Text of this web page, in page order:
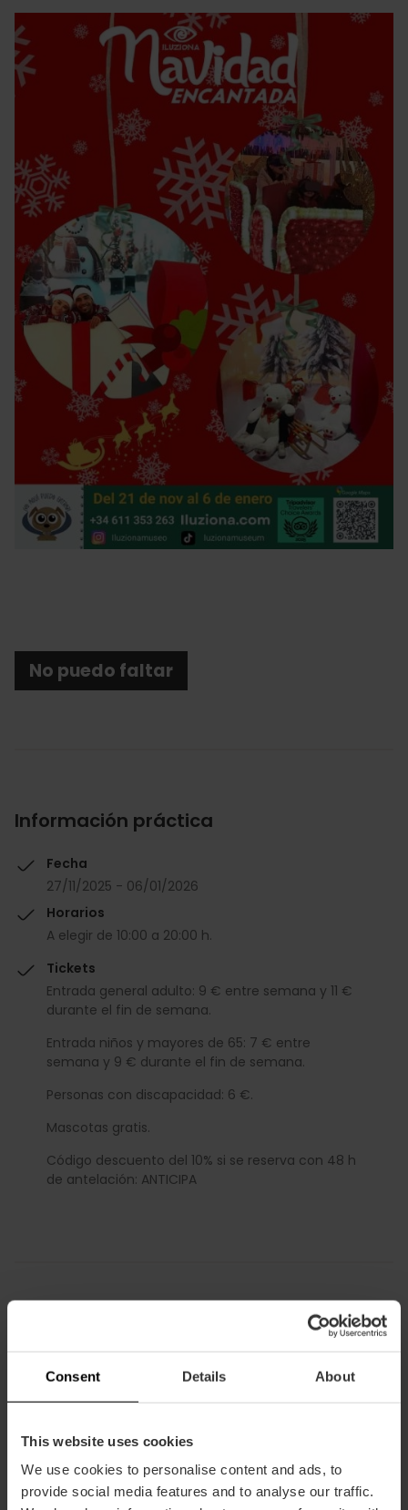
Consent Details About
This website uses cookies
We use cookies to personalise content and ads, to
provide social media features and to analyse our traffic.
No puedo faltar
Información práctica
Fecha
27/11/2025 - 06/01/2026
Horarios
A elegir de 10:00 a 20:00 h.
Tickets
Entrada general adulto: 9 € entre semana y 11 €
durante el fin de semana.
Entrada niños y mayores de 65: 7 € entre
semana y 9 € durante el fin de semana.
Personas con discapacidad: 6 €.
Mascotas gratis.
Código descuento del 10% si se reserva con 48 h
de antelación: ANTICIPA
Metro
L3,L5,L9
6,7,8,19,35,63,67